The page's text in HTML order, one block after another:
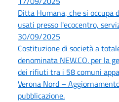
Ditta Humana, che si occupa
usati presso l'ecocentro,
30/09/2025
Costituzione di società a
denominata NEW.CO. per la
dei rifiuti tra i 58 comuni
Verona Nord –
pubblicazione.